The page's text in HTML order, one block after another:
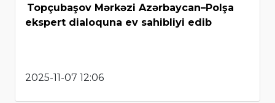
Topçubaşov Mərkəzi Azərbaycan–Polşa
ekspert dialoquna ev sahibliyi edib
2025-11-07 12:06